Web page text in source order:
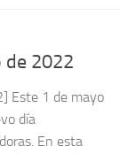
de 2022
Este 1 de mayo
día
En esta